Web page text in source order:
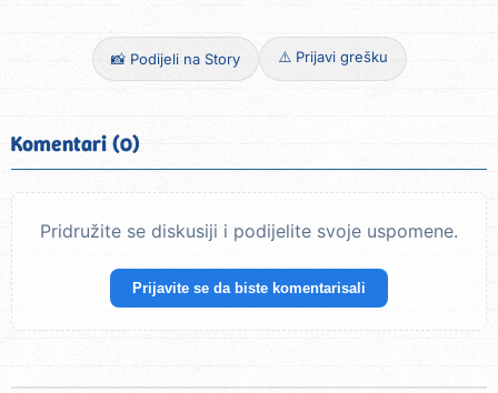
📸 Podijeli na Story ⚠️ Prijavi grešku
Komentari (0)
Pridružite se diskusiji i podijelite svoje uspomene.
Prijavite se da biste komentarisali